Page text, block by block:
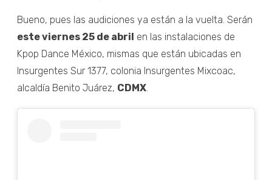
Bueno, pues las audiciones ya están a la vuelta. Serán
este viernes 25 de abril en las instalaciones de
Kpop Dance México, mismas que están ubicadas en
Insurgentes Sur 1377, colonia Insurgentes Mixcoac,
alcaldía Benito Juárez, CDMX